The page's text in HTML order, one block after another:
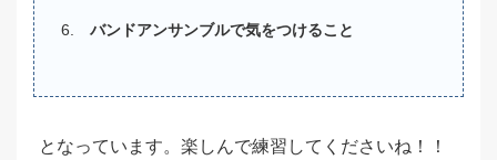
バンドアンサンブルで気をつけること
となっています。楽しんで練習してくださいね！！